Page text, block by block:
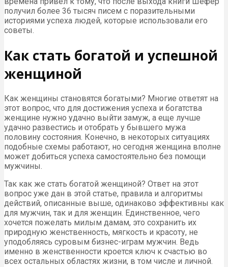
получил более 36 тысяч писем с поразительными
историями успеха людей, которые использовали его
советы.
Как стать богатой и успешной
женщиной
Как женщины становятся богатыми? Многие ответят на
этот вопрос, что для достижения успеха и богатства
женщине нужно удачно выйти замуж, а еще лучше
удачно развестись и отобрать у бывшего мужа
половину состояния. Конечно, в некоторых ситуациях
подобные схемы работают, но сегодня женщина вполне
может добиться успеха самостоятельно без помощи
мужчины.
Так как же стать богатой женщиной? Ответ на этот
вопрос уже дан в этой статье, правила и алгоритмы
действий, описанные выше, одинаково эффективны как
для мужчин, так и для женщин. Единственное, чего
хочется пожелать милым дамам, это сохранить их
природную женственность, мягкость и красоту, не
уподобляясь суровым бизнес-играм мужчин. Ведь
именно в женственности кроется ключ к счастью во
всех остальных областях жизни, в том числе и личной.